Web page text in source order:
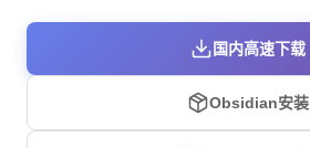
国内高速下载
Obsidian安装